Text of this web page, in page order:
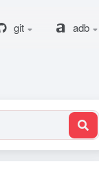
git adb